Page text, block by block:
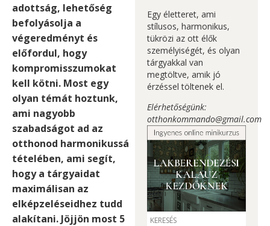
adottság, lehetőség
befolyásolja a
végeredményt és
előfordul, hogy
kompromisszumokat
kell kötni. Most egy
olyan témát hoztunk,
ami nagyobb
szabadságot ad az
otthonod harmonikussá
tételében, ami segít,
hogy a tárgyaidat
maximálisan az
elképzeléseidhez tudd
alakítani. Jöjjön most 5
Egy életteret, ami
stílusos, harmonikus,
tükrözi az ott élők
személyiségét, és olyan
tárgyakkal van
megtöltve, amik jó
érzéssel töltenek el.
Elérhetőségünk:
otthonkommando@gmail.com